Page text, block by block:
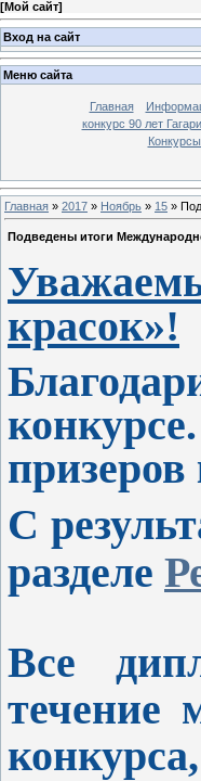
[Мой сайт]
Вход на сайт
Меню сайта
Главная
конкурс 90 лет
Главная » 2017 » Ноябрь » 15 »
Подведены итоги
красок»!
призеров
С
разделе
Все
течение